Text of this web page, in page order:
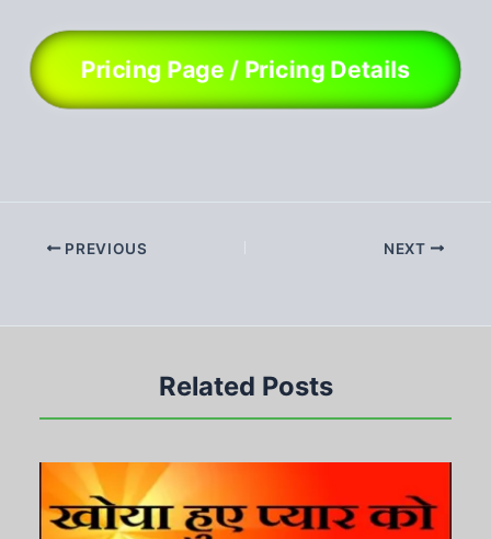
Pricing Page / Pricing Details
PREVIOUS NEXT
Related Posts